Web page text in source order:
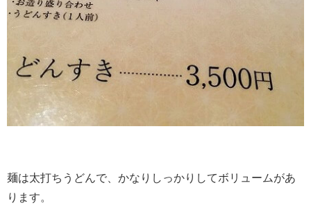
麺は太打ちうどんで、かなりしっかりしてボリュームがあ
ります。